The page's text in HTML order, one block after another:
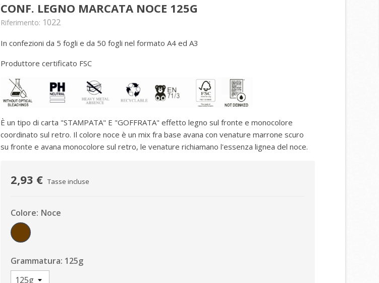
CONF. LEGNO MARCATA NOCE 125G
Riferimento: 1022
In confezioni da 5 fogli e da 50 fogli nel formato A4 ed A3
Produttore certificato FSC
È un tipo di carta "STAMPATA" E "GOFFRATA" effetto legno sul fronte e monocolore
coordinato sul retro. Il colore noce è un mix fra base avana con venature marrone scuro
su fronte e avana monocolore sul retro, le venature richiamano l'essenza lignea del noce.
2,93 € Tasse incluse
Colore: Noce
Noce
Grammatura: 125g